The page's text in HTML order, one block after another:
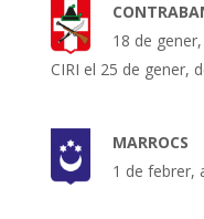
18 de
CIRI el 25 de gener,
MARROCS
1 de febrer,